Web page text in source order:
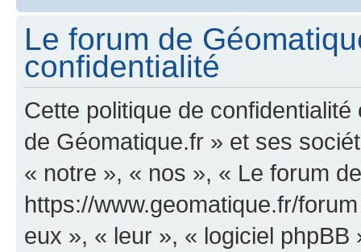
Le forum de
confidentialité
Cette politique de
de Géomatique.fr » et ses
« notre », « nos », « Le forum
https://www.geomatique.fr/
eux », « leur », « logiciel